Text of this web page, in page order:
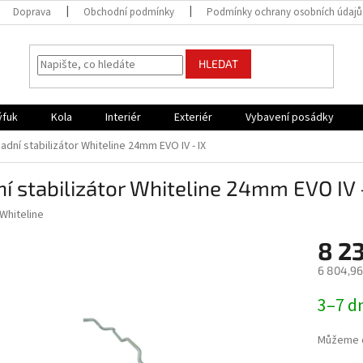
Doprava Obchodní podmínky Podmínky ochrany osobních údajů
HLEDAT
Kola Interiér Exteriér
Vybavení posádky
stabilizátor Whiteline 24mm EVO IV - IX
stabilizátor Whiteline 24mm EVO IV
Whiteline
8
6
cena:
3–7